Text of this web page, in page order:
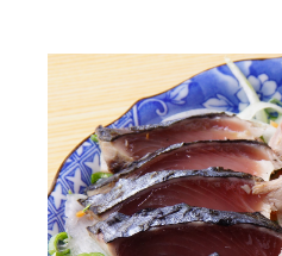
ふるさと納
10秒ぴった